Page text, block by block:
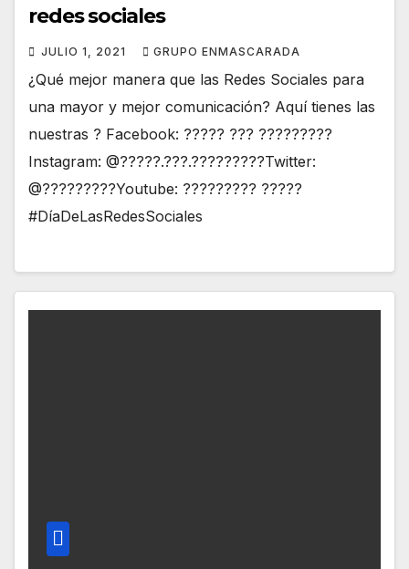
redes sociales
JULIO 1, 2021 GRUPO ENMASCARADA
¿Qué mejor manera que las Redes Sociales para
una mayor y mejor comunicación? Aquí tienes las
nuestras ? Facebook: ????? ??? ?????????
Instagram: @?????.???.?????????Twitter:
@?????????Youtube: ????????? ?????
#DíaDeLasRedesSociales